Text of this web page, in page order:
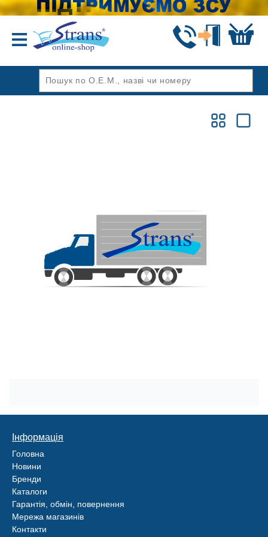
Інформація
Головна
Новини
Бренди
Каталоги
Гарантія, обмін, повернення
Мережа магазинів
Контакти